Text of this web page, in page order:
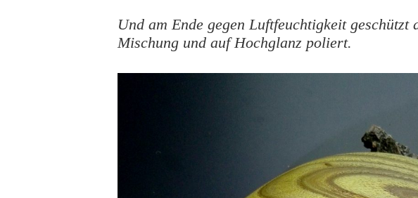
Und am Ende gegen Luftfeuchtigkeit geschützt
Mischung und auf Hochglanz poliert.